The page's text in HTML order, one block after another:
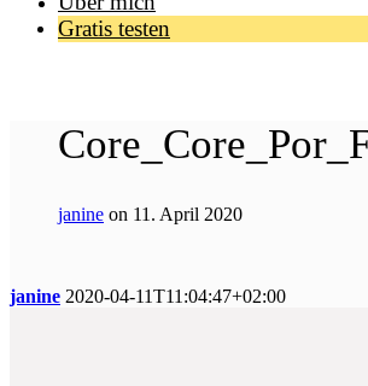
Gratis testen
janine on 11. April 2020
janine 2020-04-11T11:04:47+02:00